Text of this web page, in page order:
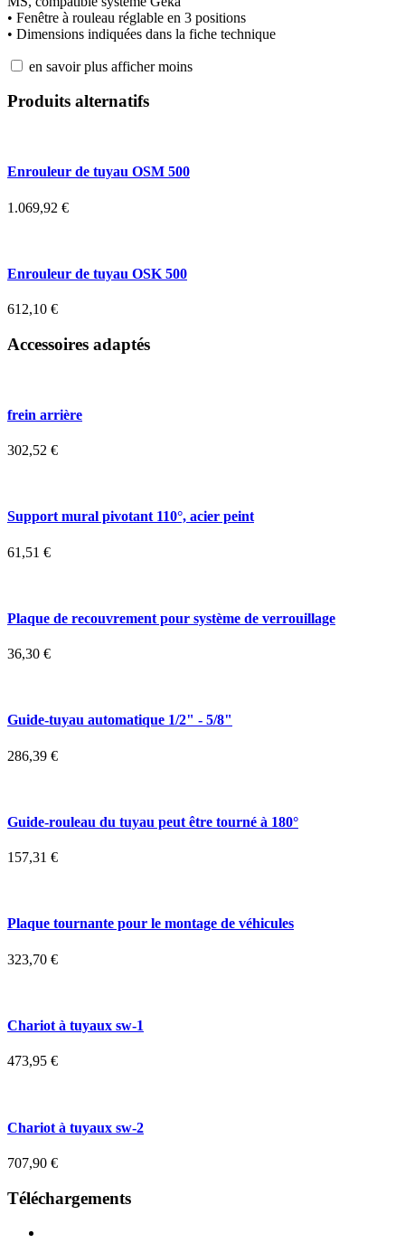
• Fenêtre à rouleau réglable en 3 positions
• Dimensions indiquées dans la fiche technique
en savoir plus afficher moins
Produits alternatifs
Enrouleur de tuyau OSM 500
1.069,92 €
Enrouleur de tuyau OSK 500
612,10 €
Accessoires adaptés
frein arrière
302,52 €
Support mural pivotant 110°, acier peint
61,51 €
Plaque de recouvrement pour système de verrouillage
36,30 €
Guide-tuyau automatique 1/2" - 5/8"
286,39 €
Guide-rouleau du tuyau peut être tourné à 180°
157,31 €
Plaque tournante pour le montage de véhicules
323,70 €
Chariot à tuyaux sw-1
473,95 €
Chariot à tuyaux sw-2
707,90 €
Téléchargements